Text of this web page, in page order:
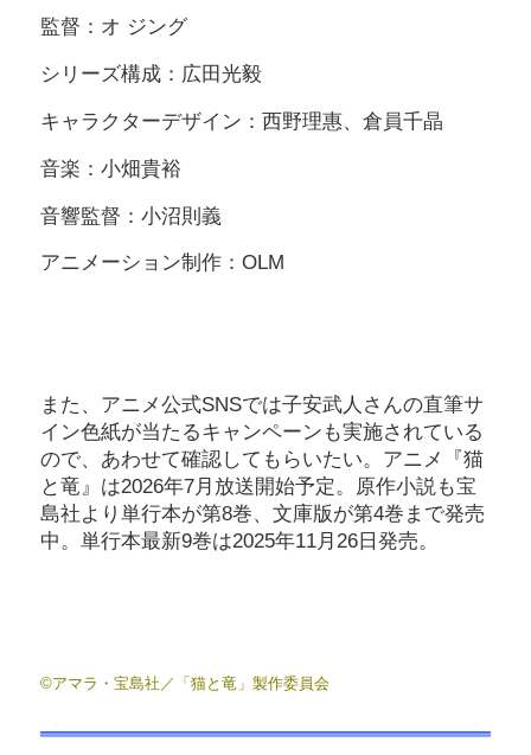
監督：オ ジング
シリーズ構成：広田光毅
キャラクターデザイン：西野理惠、倉員千晶
音楽：小畑貴裕
音響監督：小沼則義
アニメーション制作：OLM
また、アニメ公式SNSでは子安武人さんの直筆サ
イン色紙が当たるキャンペーンも実施されている
ので、あわせて確認してもらいたい。アニメ『猫
と竜』は2026年7月放送開始予定。原作小説も宝
島社より単行本が第8巻、文庫版が第4巻まで発売
中。単行本最新9巻は2025年11月26日発売。
©アマラ・宝島社／「猫と竜」製作委員会